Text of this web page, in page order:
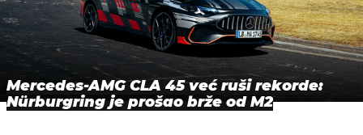
Mercedes-AMG CLA 45 već ruši rekorde:
Nürburgring je prošao brže od M2